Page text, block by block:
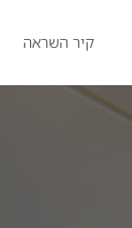
קיר השראה